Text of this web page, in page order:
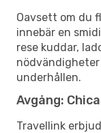
Oavsett om du
innebär en
rese kuddar,
underhållen.
Avgång:
Travellink